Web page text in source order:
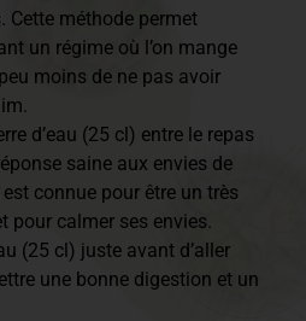
Cette méthode permet
un régime où l’on mange
moins de ne pas avoir
d’eau (25 cl) entre le repas
saine aux envies de
est connue pour être un très
pour calmer ses envies.
(25 cl) juste avant d’aller
une bonne digestion et un